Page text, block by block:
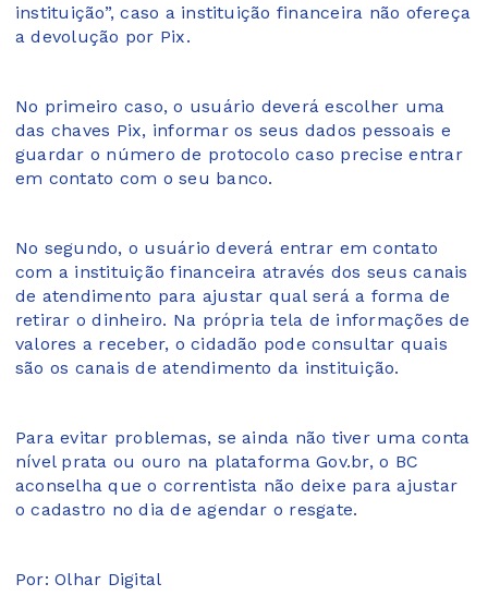
instituição”, caso a instituição financeira não ofereça
a devolução por Pix.
No primeiro caso, o usuário deverá escolher uma
das chaves Pix, informar os seus dados pessoais e
guardar o número de protocolo caso precise entrar
em contato com o seu banco.
No segundo, o usuário deverá entrar em contato
com a instituição financeira através dos seus canais
de atendimento para ajustar qual será a forma de
retirar o dinheiro. Na própria tela de informações de
valores a receber, o cidadão pode consultar quais
são os canais de atendimento da instituição.
Para evitar problemas, se ainda não tiver uma conta
nível prata ou ouro na plataforma Gov.br, o BC
aconselha que o correntista não deixe para ajustar
o cadastro no dia de agendar o resgate.
Por: Olhar Digital